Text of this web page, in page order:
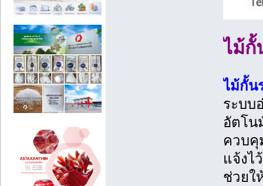
ไม้กั้
ไม้กั้น
ระบบ
อัตโน
ควบคุ
แจ้งไ
ช่วยใ